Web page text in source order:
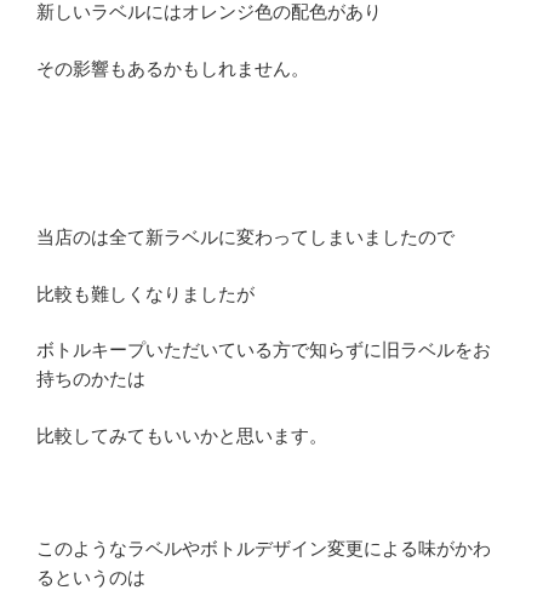
新しいラベルにはオレンジ色の配色があり
その影響もあるかもしれません。
当店のは全て新ラベルに変わってしまいましたので
比較も難しくなりましたが
ボトルキープいただいている方で知らずに旧ラベルをお
持ちのかたは
比較してみてもいいかと思います。
このようなラベルやボトルデザイン変更による味がかわ
るというのは